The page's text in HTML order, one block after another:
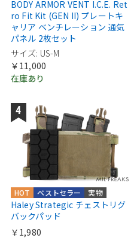
BODY ARMOR VENT I.C.E. Ret
ro Fit Kit (GEN II) プレートキ
ャリア ベンチレーション 通気
パネル 2枚セット
サイズ: US-M
￥11,000
在庫あり
実物
ベストセラー
HOT
Haley Strategic チェストリグ
バックパッド
￥1,980